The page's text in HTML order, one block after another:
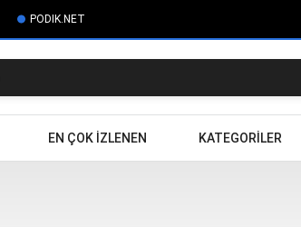
PODIK.NET
EN ÇOK IZLENEN KATEGORILER